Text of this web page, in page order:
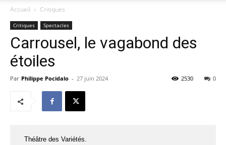
Accueil Critiques
Critiques Spectacles
Carrousel, le vagabond des
étoiles
Par Philippe Pocidalo - 27 juin 2024 0
2530
Théâtre des Variétés.